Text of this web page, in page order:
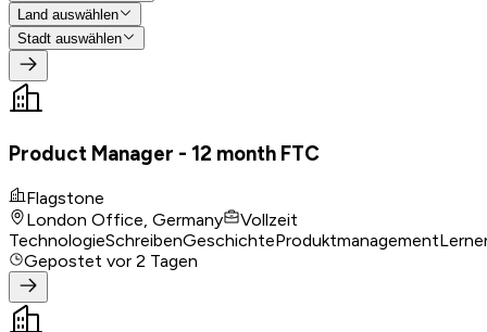
Land auswählen
Stadt auswählen
Product Manager - 12 month FTC
Flagstone
London Office, Germany
Vollzeit
TechnologieSchreibenGeschichteProduktmanagement
Gepostet vor 2 Tagen